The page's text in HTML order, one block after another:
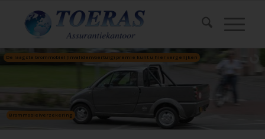
De laagste brommobiel (invalidenvoertuig) premie kunt u hier vergelijken
Brommobielverzekering